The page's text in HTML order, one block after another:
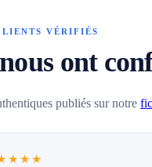
VÉRIFIÉS
ont
publiés sur notre